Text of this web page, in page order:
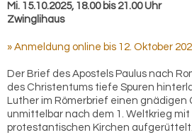
Mi. 15.10.2025, 18.00 bis 21.00 Uhr
Zwinglihaus
» Anmeldung online bis 12. Oktober
Der Brief des Apostels Paulus nach
des Christentums tiefe Spuren
Luther im Römerbrief einen gnädigen
unmittelbar nach dem 1. Weltkrieg
protestantischen Kirchen